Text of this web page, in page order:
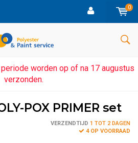
0
worden op of na 17 augustus
verzonden.
POX PRIMER set
VERZENDTIJD 1 TOT 2 DAGEN
4 OP VOORRAAD